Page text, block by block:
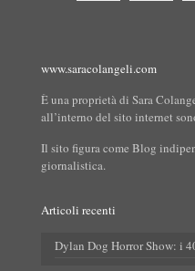
www.saracolangeli.com
È una proprietà di Sara
all’interno del sito internet
Il sito figura come Blog
giornalistica.
Articoli recenti
Dylan Dog Horror Show: i